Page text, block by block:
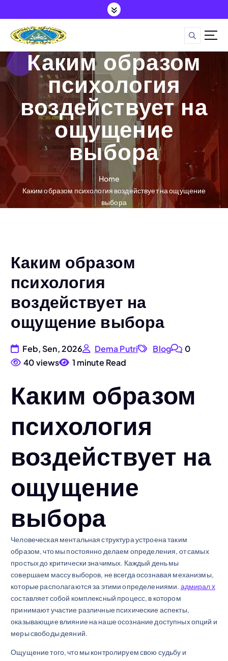
k
t
t
Каким образом
психология
воздействует на
ощущение
выбора
Home
Каким образом психология воздействует на ощущение
выбора
Каким образом
психология
воздействует на
ощущение выбора
Feb, Sen, 2026 Dema Putri Blog
0
40 views
1 minute Read
Каким образом
психология
воздействует на
ощущение
выбора
Человеческая ментальная структура устроена таким
образом, что мы постоянно делаем определения, от самых
простых до критически значимых. Каждый день мы
совершаем массу выборов, не всегда осознавая механизмы,
которые располагаются за этими определениями. адмирал x
составляет собой комплексный процесс, в котором
принимают участие различные психические аспекты,
оказывающие влияние на наше осознание доступных опций и
меры свободы деяний.
Ощущение того, что мы контролируем свою судьбу и